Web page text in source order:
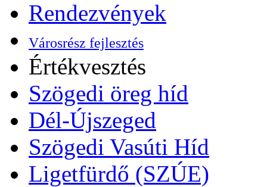
Rendezvények
Városrész fejlesztés
Értékvesztés
Szögedi öreg híd
Dél-Újszeged
Szögedi Vasúti Híd
Ligetfürdő (SZÚE)